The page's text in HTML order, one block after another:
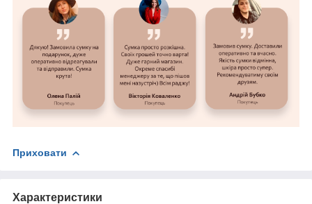
Приховати
Характеристики